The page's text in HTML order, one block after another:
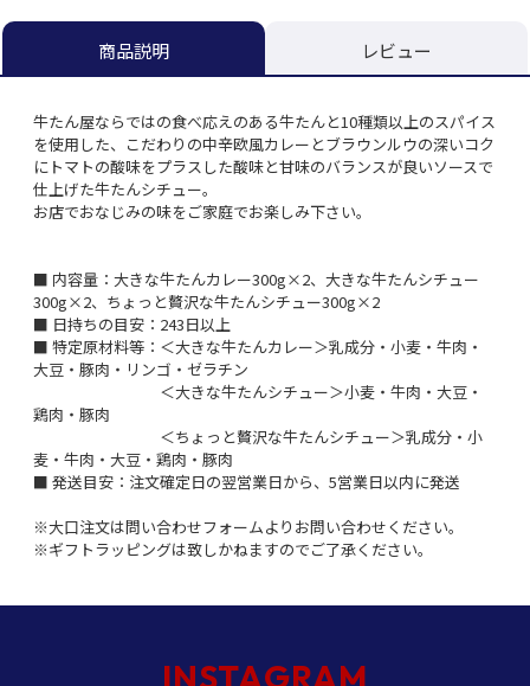
商品説明 レビュー
牛たん屋ならではの食べ応えのある牛たんと10種類以上のスパイス
を使用した、こだわりの中辛欧風カレーとブラウンルウの深いコク
にトマトの酸味をプラスした酸味と甘味のバランスが良いソースで
仕上げた牛たんシチュー。
お店でおなじみの味をご家庭でお楽しみ下さい。
■ 内容量：大きな牛たんカレー300g×2、大きな牛たんシチュー
300g×2、ちょっと贅沢な牛たんシチュー300g×2
■ 日持ちの目安：243日以上
■ 特定原材料等：＜大きな牛たんカレー＞乳成分・小麦・牛肉・
大豆・豚肉・リンゴ・ゼラチン
＜大きな牛たんシチュー＞小麦・牛肉・大豆・
鶏肉・豚肉
＜ちょっと贅沢な牛たんシチュー＞乳成分・小
麦・牛肉・大豆・鶏肉・豚肉
■ 発送目安：注文確定日の翌営業日から、5営業日以内に発送
※大口注文は問い合わせフォームよりお問い合わせください。
※ギフトラッピングは致しかねますのでご了承ください。
INSTAGRAM